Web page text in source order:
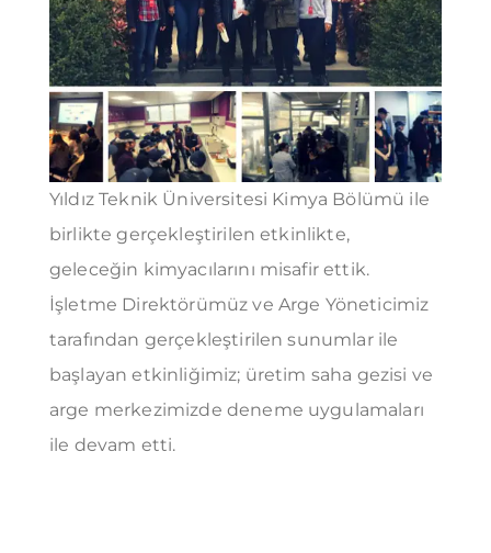
Yıldız Teknik Üniversitesi Kimya Bölümü ile
birlikte gerçekleştirilen etkinlikte,
geleceğin kimyacılarını misafir ettik.
İşletme Direktörümüz ve Arge Yöneticimiz
tarafından gerçekleştirilen sunumlar ile
başlayan etkinliğimiz; üretim saha gezisi ve
arge merkezimizde deneme uygulamaları
ile devam etti.